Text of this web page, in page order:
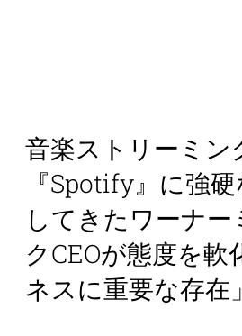
音楽ストリーミン
『Spotify』に強
してきたワーナー
クCEOが態度を軟
ネスに重要な存在」